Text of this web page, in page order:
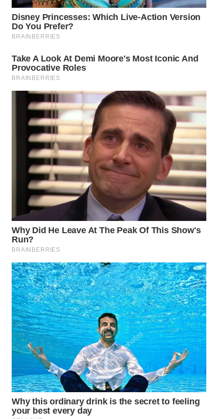
WN
INDRAMAYU
WN
KUNINGAN
WN
MAJALENGKA
WN
SUBANG
WN
SUKABUMI
WN
PURWAKARTA
WN
PRIANGAN
WN
SEMARANG
WN
SOLO
WN
BOROBUDUR
WN
MADURA